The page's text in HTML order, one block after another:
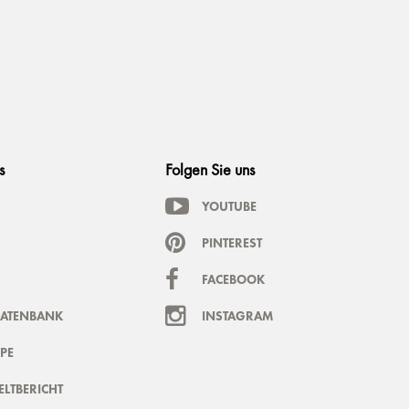
Folgen Sie uns
YOUTUBE
PINTEREST
FACEBOOK
INSTAGRAM